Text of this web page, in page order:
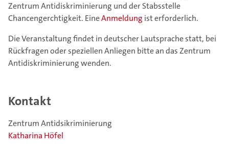
Zentrum Antidiskriminierung und der Stabsstelle
Chancengerchtigkeit. EineAnmeldung ist erforderlich.
Die Veranstaltung findet in deutscher Lautsprache statt, bei
Rückfragen oder speziellen Anliegen bitte an das Zentrum
Antidiskriminierung wenden.
Kontakt
Zentrum Antidsikriminierung
Katharina Höfel